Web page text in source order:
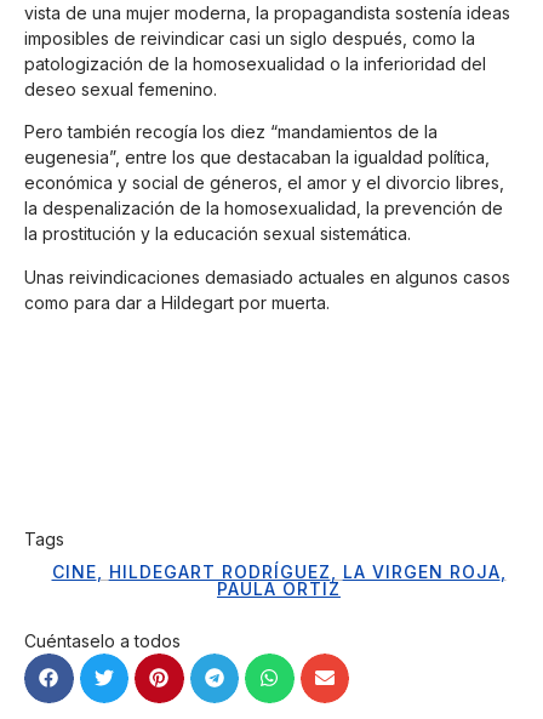
vista de una mujer moderna, la propagandista sostenía ideas
imposibles de reivindicar casi un siglo después, como la
patologización de la homosexualidad o la inferioridad del
deseo sexual femenino.
Pero también recogía los diez “mandamientos de la
eugenesia”, entre los que destacaban la igualdad política,
económica y social de géneros, el amor y el divorcio libres,
la despenalización de la homosexualidad, la prevención de
la prostitución y la educación sexual sistemática.
Unas reivindicaciones demasiado actuales en algunos casos
como para dar a Hildegart por muerta.
Tags
CINE
HILDEGART RODRÍGUEZ LA VIRGEN ROJA
PAULA ORTIZ
Cuéntaselo a todos